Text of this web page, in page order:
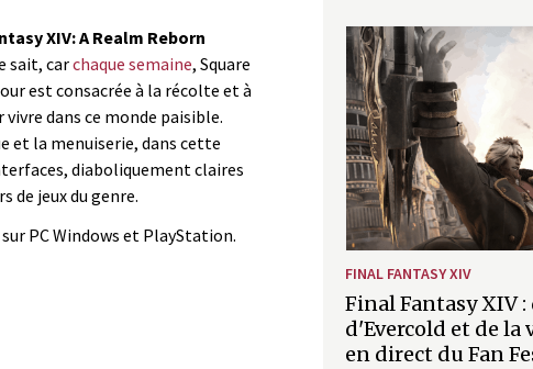
XIV: A Realm Reborn
sait, carchaque semaine, Square
est consacrée à la récolte et à
dans ce monde paisible.
et la menuiserie, dans cette
diaboliquement claires
de jeux du genre.
PC Windows et PlayStation.
FINAL FANTASY XIV
Final Fantasy XIV
d'Evercold et de la
en direct du Fan